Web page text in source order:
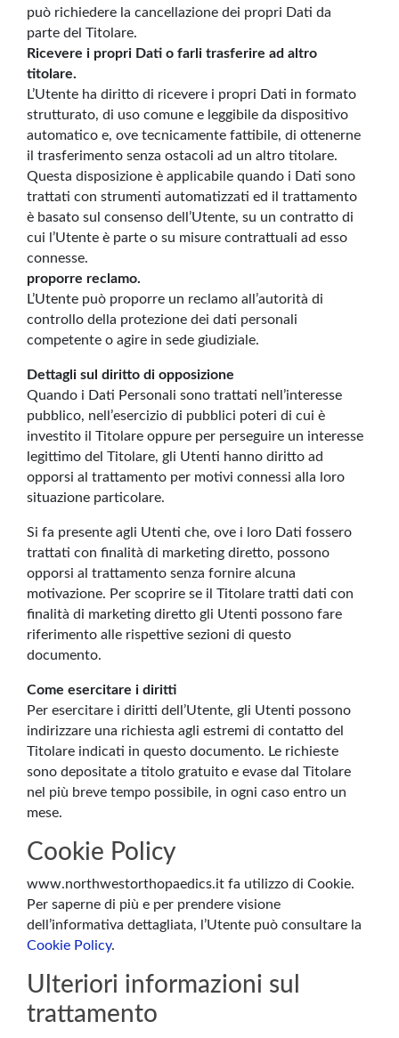
può richiedere la cancellazione dei propri Dati da
parte del Titolare.
Ricevere i propri Dati o farli trasferire ad altro
titolare.
L’Utente ha diritto di ricevere i propri Dati in formato
strutturato, di uso comune e leggibile da dispositivo
automatico e, ove tecnicamente fattibile, di ottenerne
il trasferimento senza ostacoli ad un altro titolare.
Questa disposizione è applicabile quando i Dati sono
trattati con strumenti automatizzati ed il trattamento
è basato sul consenso dell’Utente, su un contratto di
cui l’Utente è parte o su misure contrattuali ad esso
connesse.
proporre reclamo.
L’Utente può proporre un reclamo all’autorità di
controllo della protezione dei dati personali
competente o agire in sede giudiziale.
Dettagli sul diritto di opposizione
Quando i Dati Personali sono trattati nell’interesse
pubblico, nell’esercizio di pubblici poteri di cui è
investito il Titolare oppure per perseguire un interesse
legittimo del Titolare, gli Utenti hanno diritto ad
opporsi al trattamento per motivi connessi alla loro
situazione particolare.
Si fa presente agli Utenti che, ove i loro Dati fossero
trattati con finalità di marketing diretto, possono
opporsi al trattamento senza fornire alcuna
motivazione. Per scoprire se il Titolare tratti dati con
finalità di marketing diretto gli Utenti possono fare
riferimento alle rispettive sezioni di questo
documento.
Come esercitare i diritti
Per esercitare i diritti dell’Utente, gli Utenti possono
indirizzare una richiesta agli estremi di contatto del
Titolare indicati in questo documento. Le richieste
sono depositate a titolo gratuito e evase dal Titolare
nel più breve tempo possibile, in ogni caso entro un
mese.
Cookie Policy
www.northwestorthopaedics.it fa utilizzo di Cookie.
Per saperne di più e per prendere visione
dell’informativa dettagliata, l’Utente può consultare la
Cookie Policy.
Ulteriori informazioni sul
trattamento